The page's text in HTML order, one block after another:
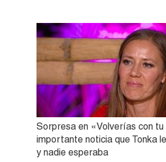
Sorpresa en «Volverías con tu
importante noticia que Tonka
y nadie esperaba